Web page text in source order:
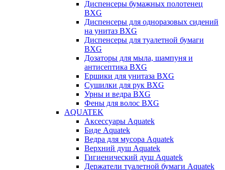
Диспенсеры бумажных полотенец
BXG
Диспенсеры для одноразовых сидений
на унитаз BXG
Диспенсеры для туалетной бумаги
BXG
Дозаторы для мыла, шампуня и
антисептика BXG
Ершики для унитаза BXG
Сушилки для рук BXG
Урны и ведра BXG
Фены для волос BXG
AQUATEK
Аксессуары Aquatek
Биде Aquatek
Ведра для мусора Aquatek
Верхний душ Aquatek
Гигиенический душ Aquatek
Держатели туалетной бумаги Aquatek